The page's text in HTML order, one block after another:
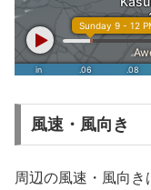
風速・風向き
周辺の風速・風向き